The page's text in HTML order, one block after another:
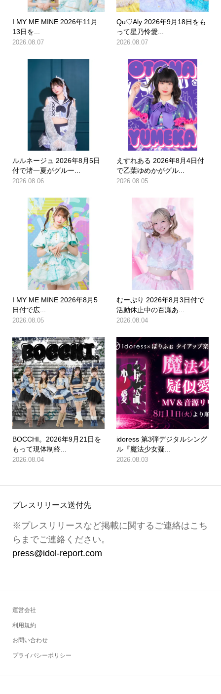
I MY ME MINE 2026年11月
13日を...
2026.08.07
Qu♡Aly 2026年9月18日をも
って星乃怜愛...
2026.08.07
ルルネージュ 2026年8月5日
付で渚一夏がグルー...
2026.08.06
えすれある 2026年8月4日付
で乙葉ゆめかがグル...
2026.08.05
I MY ME MINE 2026年8月5
日付で広...
2026.08.05
むーぷり 2026年8月3日付で
活動休止中の百瀬あ...
2026.08.04
BOCCHI。2026年9月21日を
もって現体制終...
2026.08.04
idoress 第3弾デジタルシング
ル『魔法少女疑...
2026.08.03
プレスリリース送付先
※プレスリリースなど掲載に関するご連絡はこち
らまでご連絡ください。
press@idol-report.com
運営会社
利用規約
お問い合わせ
プライバシーポリシー